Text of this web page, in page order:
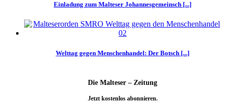
Einladung zum Malteser Johannesgemeinsch [...]
Welttag gegen Menschenhandel: Der Botsch [...]
Die Malteser – Zeitung
Jetzt kostenlos abonnieren.